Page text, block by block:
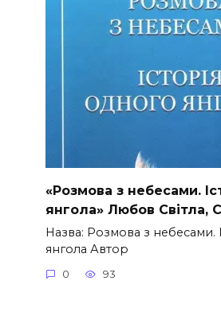
«Розмова з небесами.
янгола» Любов Світла,
Назва: Розмова з небесами.
янгола Автор
0 93